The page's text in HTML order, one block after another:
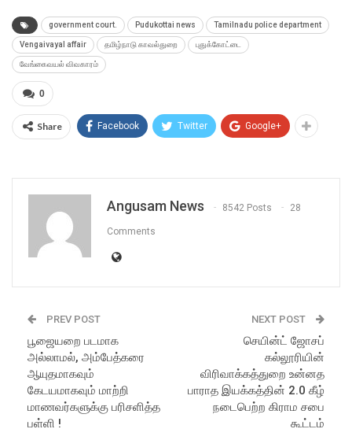
government court. Pudukottai news Tamilnadu police department
Vengaivayal affair தமிழ்நாடு காவல்துறை புதுக்கோட்டை
வேங்கைவயல் விவகாரம்
0
Share Facebook Twitter Google+
Angusam News 8542 Posts 28
Comments
PREV POST
பூஜையறை படமாக
அல்லாமல், அம்பேத்கரை
ஆயுதமாகவும்
கேடயமாகவும் மாற்றி
மாணவர்களுக்கு பரிசளித்த
பள்ளி !
NEXT POST
செயின்ட் ஜோசப்
கல்லூரியின்
விரிவாக்கத்துறை உன்னத
பாராத இயக்கத்தின் 2.0 கீழ்
நடைபெற்ற கிராம சபை
கூட்டம்